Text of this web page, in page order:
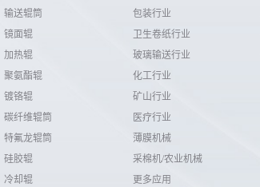
输送辊筒
镜面辊
加热辊
聚氨酯辊
镀铬辊
碳纤维辊筒
特氟龙辊筒
硅胶辊
冷却辊
包装行业
卫生卷纸行业
玻璃输送行业
化工行业
矿山行业
医疗行业
薄膜机械
采棉机/农业机械
更多应用